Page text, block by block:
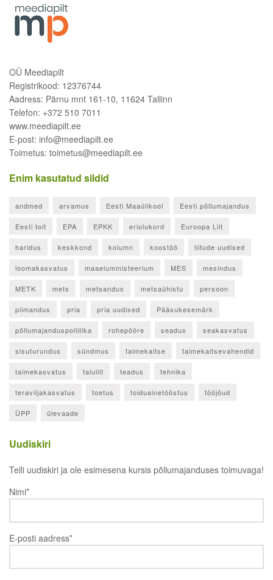
OÜ Meediapilt
Registrikood: 12376744
Aadress: Pärnu mnt 161-10, 11624 Tallinn
Telefon: +372 510 7011
www.meediapilt.ee
E-post: info@meediapilt.ee
Toimetus: toimetus@meediapilt.ee
Enim kasutatud sildid
andmed arvamus Eesti Maaülikool Eesti põllumajandus
Eesti toit EPA EPKK eriolukord Euroopa Liit
haridus keskkond kolumn koostöö liitude uudised
loomakasvatus maaeluministeerium MES mesindus
METK mets metsandus metsaühistu persoon
piimandus pria pria uudised Pääsukesemärk
põllumajanduspoliitika rohepööre seadus seakasvatus
sisuturundus sündmus taimekaitse taimekaitsevahendid
taimekasvatus taluliit teadus tehnika
teraviljakasvatus toetus toiduainetööstus tööjõud
ÜPP ülevaade
Uudiskiri
Telli uudiskiri ja ole esimesena kursis põllumajanduses toimuvaga!
Nimi*
E-posti aadress*